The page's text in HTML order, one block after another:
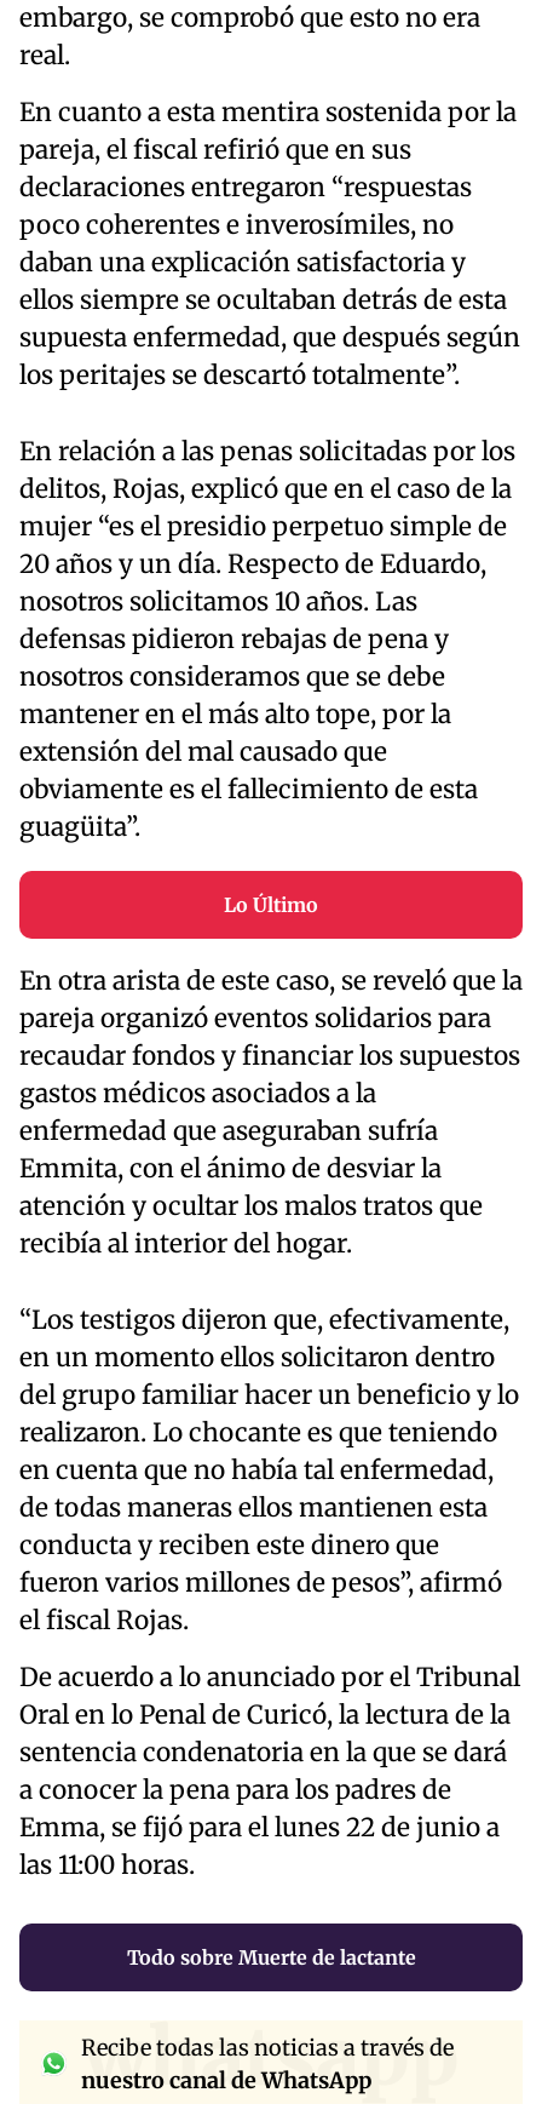
embargo, se comprobó que esto no era
real.
En cuanto a esta mentira sostenida por la
pareja, el fiscal refirió que en sus
declaraciones entregaron “respuestas
poco coherentes e inverosímiles, no
daban una explicación satisfactoria y
ellos siempre se ocultaban detrás de esta
supuesta enfermedad, que después según
los peritajes se descartó totalmente”.
En relación a las penas solicitadas por los
delitos, Rojas, explicó que en el caso de la
mujer “es el presidio perpetuo simple de
20 años y un día. Respecto de Eduardo,
nosotros solicitamos 10 años. Las
defensas pidieron rebajas de pena y
nosotros consideramos que se debe
mantener en el más alto tope, por la
extensión del mal causado que
obviamente es el fallecimiento de esta
guagüita”.
Lo Último
En otra arista de este caso, se reveló que la
pareja organizó eventos solidarios para
recaudar fondos y financiar los supuestos
gastos médicos asociados a la
enfermedad que aseguraban sufría
Emmita, con el ánimo de desviar la
atención y ocultar los malos tratos que
recibía al interior del hogar.
“Los testigos dijeron que, efectivamente,
en un momento ellos solicitaron dentro
del grupo familiar hacer un beneficio y lo
realizaron. Lo chocante es que teniendo
en cuenta que no había tal enfermedad,
de todas maneras ellos mantienen esta
conducta y reciben este dinero que
fueron varios millones de pesos”, afirmó
el fiscal Rojas.
De acuerdo a lo anunciado por el Tribunal
Oral en lo Penal de Curicó, la lectura de la
sentencia condenatoria en la que se dará
a conocer la pena para los padres de
Emma, se fijó para el lunes 22 de junio a
las 11:00 horas.
Todo sobre Muerte de lactante
whatsapp
Recibe todas las noticias a través de
nuestro canal de WhatsApp